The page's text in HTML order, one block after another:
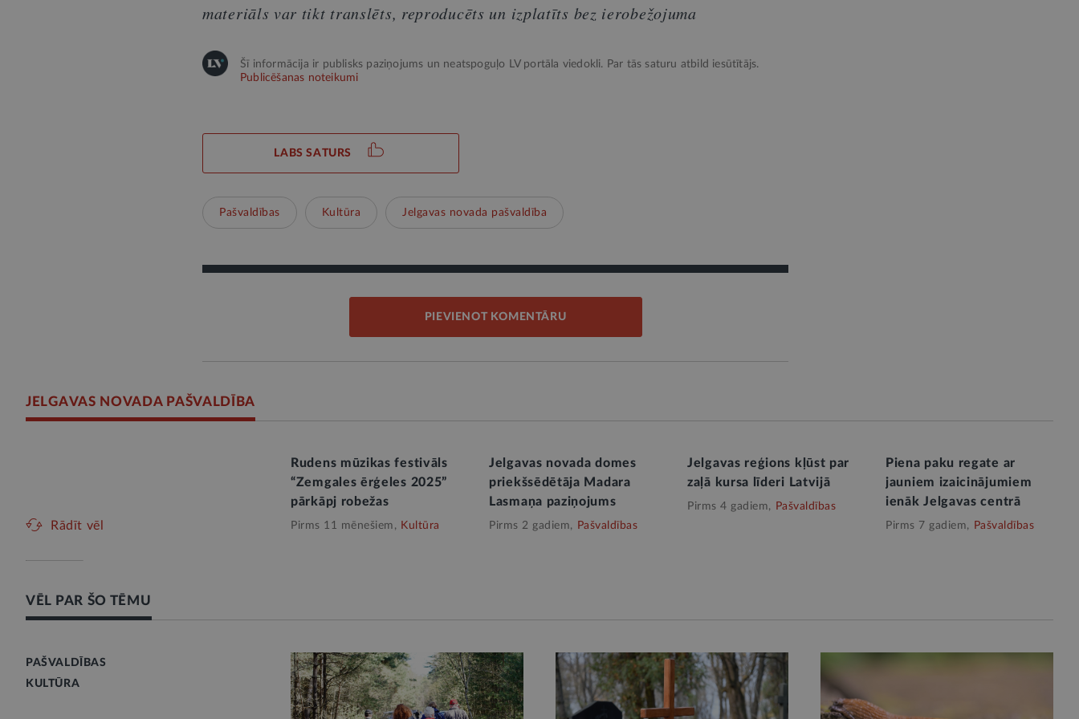
materiāls var tikt translēts, reproducēts un izplatīts bez ierobežojuma
Šī informācija ir publisks paziņojums un neatspoguļo LV portāla viedokli. Par tās saturu atbild iesūtītājs.
Publicēšanas noteikumi
LABS SATURS
Pašvaldības Kultūra Jelgavas novada pašvaldība
PIEVIENOT KOMENTĀRU
JELGAVAS NOVADA PAŠVALDĪBA
Rudens mūzikas festivāls
“Zemgales ērģeles 2025”
pārkāpj robežas
Pirms 11 mēnešiem, Kultūra
Jelgavas novada domes
priekšsēdētāja Madara
Lasmaņa paziņojums
Pirms 2 gadiem, Pašvaldības
Jelgavas reģions kļūst par
zaļā kursa līderi Latvijā
Pirms 4 gadiem, Pašvaldības
Piena paku regate ar
jauniem izaicinājumiem
ienāk Jelgavas centrā
Pirms 7 gadiem, Pašvaldības
Rādīt vēl
VĒL PAR ŠO TĒMU
PAŠVALDĪBAS
KULTŪRA